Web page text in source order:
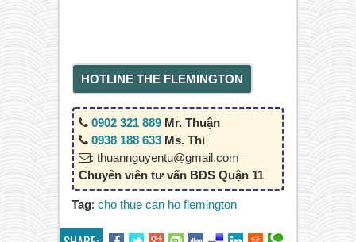
HOTLINE THE FLEMINGTON
0902 321 889 Mr. Thuận
0938 188 633 Ms. Thi
: thuannguyentu@gmail.com
Chuyên viên tư vấn BĐS Quận 11
Tag: cho thue can ho flemington